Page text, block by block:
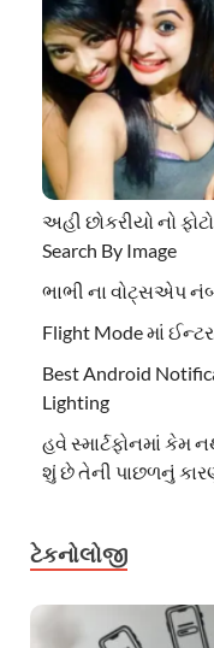
અહી છોકરીયો નો
Search By Image
ભાભી ના વોટ્સએપ
Flight Mode માં
Best Android
Lighting
હવે સ્માર્ટફોનમાં કેમ
શું છે તેની પાછળનું
ટેકનોલોજી